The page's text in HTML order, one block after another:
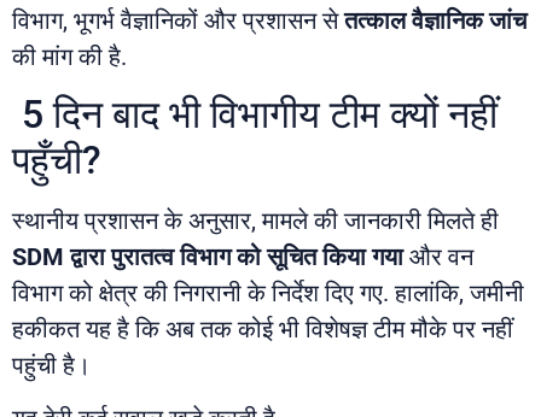
विभाग, भूगर्भ वैज्ञानिकों और प्रशासन सेतत्काल वैज्ञानिक जांच
की मांग की है.
5 दिन बाद भी विभागीय टीम क्यों नहीं
पहुँची?
स्थानीय प्रशासन के अनुसार, मामले की जानकारी मिलते ही
SDM द्वारा पुरातत्व विभाग को सूचित किया गयाऔर वन
विभाग को क्षेत्र की निगरानी के निर्देश दिए गए. हालांकि, जमीनी
हकीकत यह है कि अब तक कोई भी विशेषज्ञ टीम मौके पर नहीं
पहुंची है।